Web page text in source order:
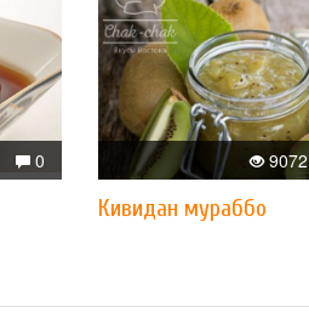
0 9072
Кивидан мураббо